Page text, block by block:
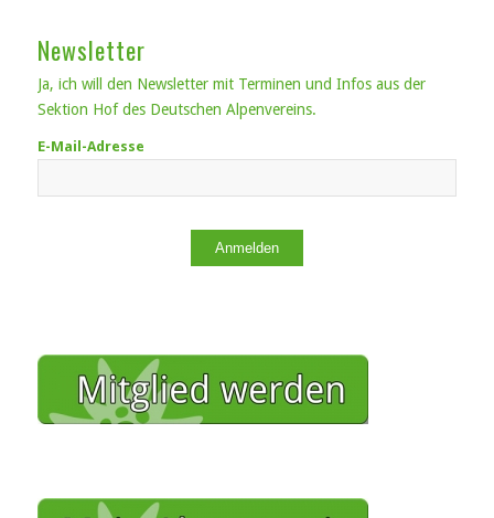
Newsletter
Ja, ich will den Newsletter mit Terminen und Infos aus der
Sektion Hof des Deutschen Alpenvereins.
E-Mail-Adresse
Anmelden